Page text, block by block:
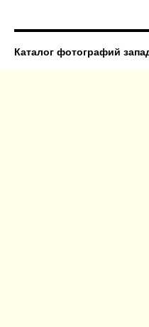
Каталог фотографий